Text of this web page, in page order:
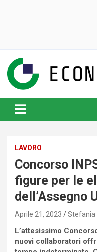
content
LAVORO
Concorso
figure per le
dell’Assegno
Aprile 21, 2023 Stefania
L’attesissimo
nuovi collaboratori